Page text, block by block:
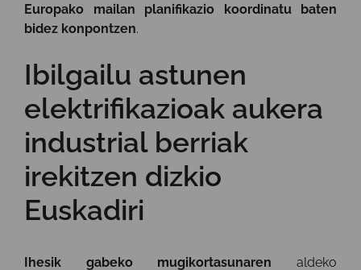
Europako mailan planifikazio koordinatu baten
bidez konpontzen.
Ibilgailu astunen
elektrifikazioak aukera
industrial berriak
irekitzen dizkio
Euskadiri
Ihesik gabeko mugikortasunaren aldeko